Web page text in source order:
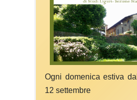
Ogni domenica estiva
12 settembre